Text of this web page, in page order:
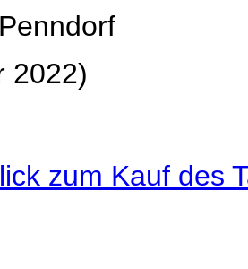
2022)
zum Kauf des